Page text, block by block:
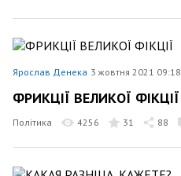
Ярослав Денека 3 жовтня 2021 09:18
ФРИКЦІЇ ВЕЛИКОЇ ФІКЦІЇ
Політика 4256 31 88